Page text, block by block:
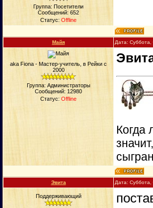
Группа: Посетители
Сообщений: 652
Статус: Offline
Майя Дата:
aka Fiona - Мастер-учитель, в Рейки с
2000
Группа: Администраторы
Сообщений: 12980
Статус: Offline
Когда
Эвита Дата:
Поддерживающий